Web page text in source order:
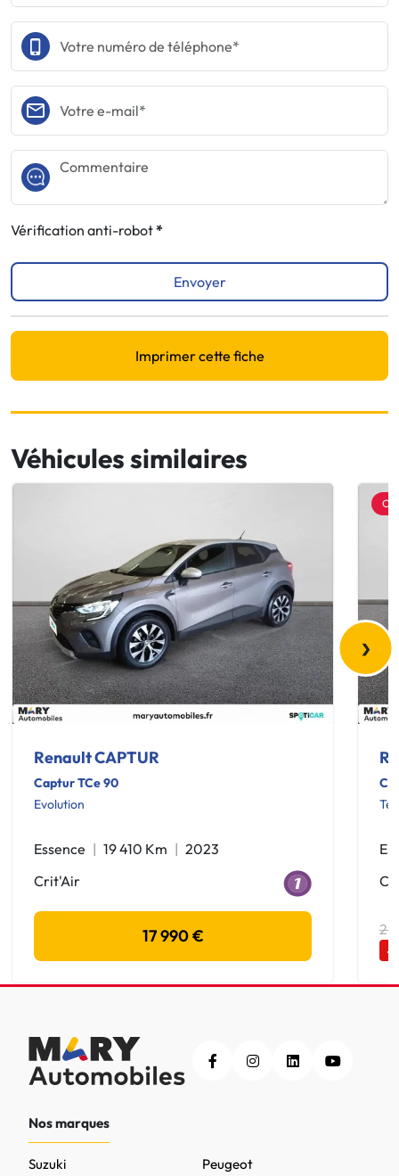
Vérification anti-robot
Envoyer
Imprimer cette fiche
Véhicules similaires
Renault CAPTUR
Captur TCe 90
Evolution
Essence 19 410 Km
2023
Crit'Air
17 990 €
-
›
Nos marques
Peugeot
Suzuki